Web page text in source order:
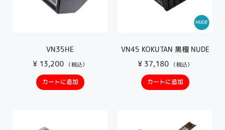
VN35HE
¥13,200 （税込）
カートに追加
VN45 KOKUTAN 黒檀 NUDE
¥37,180 （税込）
カートに追加